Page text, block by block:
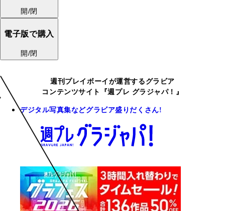
開/閉
電子版で購入
開/閉
週刊プレイボーイが運営するグラビア
コンテンツサイト『週プレ グラジャパ！』
デジタル写真集などグラビア盛りだくさん!